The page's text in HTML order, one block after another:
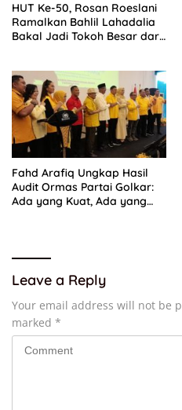
HUT Ke-50, Rosan Roeslani
Ramalkan Bahlil Lahadalia
Bakal Jadi Tokoh Besar dari
Fahd Arafiq Ungkap Hasil
Audit Ormas Partai Golkar:
Ada yang Kuat, Ada yang
Leave a Reply
Your email address will not be
marked *